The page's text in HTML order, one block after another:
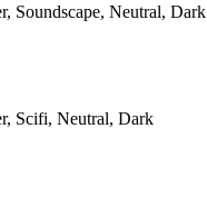
Soundscape, Neutral, Dark
Scifi, Neutral, Dark